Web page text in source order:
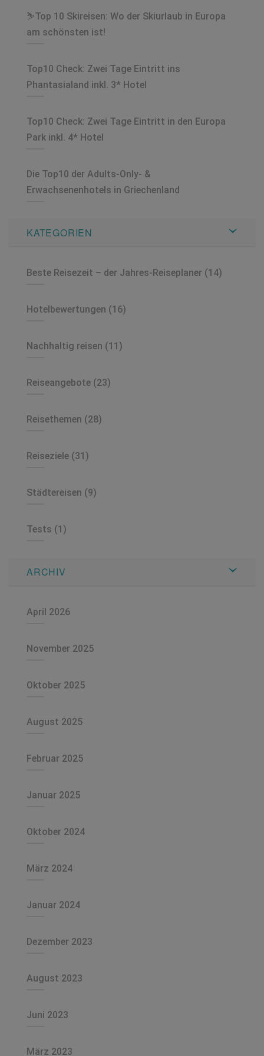
⛷️Top 10 Skireisen: Wo der Skiurlaub in Europa
am schönsten ist!
Top10 Check: Zwei Tage Eintritt ins
Phantasialand inkl. 3* Hotel
Top10 Check: Zwei Tage Eintritt in den Europa
Park inkl. 4* Hotel
Die Top10 der Adults-Only- &
Erwachsenenhotels in Griechenland
KATEGORIEN
Beste Reisezeit – der Jahres-Reiseplaner (14)
Hotelbewertungen (16)
Nachhaltig reisen (11)
Reiseangebote (23)
Reisethemen (28)
Reiseziele (31)
Städtereisen (9)
Tests (1)
ARCHIV
April 2026
November 2025
Oktober 2025
August 2025
Februar 2025
Januar 2025
Oktober 2024
März 2024
Januar 2024
Dezember 2023
August 2023
Juni 2023
März 2023